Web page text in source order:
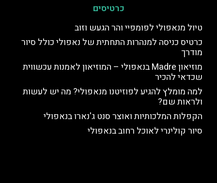
כרטיסים
טיול מנאפולי לפומפיי והר הגעש וזוב
כרטיס כניסה למנהרות התחתית של נאפולי כולל סיור
מודרך
מוזיאון Madre בנאפולי – המוזיאון לאמנות עכשווית
שכדאי להכיר
למה מומלץ להגיע לפוזיטנו מנאפולי? מה יש לעשות
ולראות שם?
הקפלות המלכותיות ואוצר סנט ג'נארו בנאפולי
סיור קולינרי לאוכל רחוב בנאפולי